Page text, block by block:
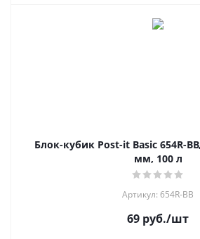
Блок-кубик Post-it Basic 654R-
мм, 100 л
Артикул: 654R-BB
69 руб./шт